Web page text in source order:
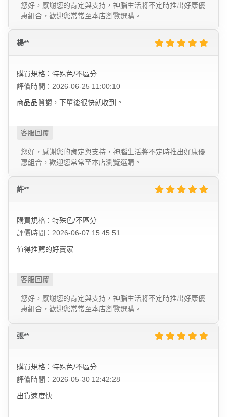
您好，感謝您的肯定與支持，神腦生活將不定時推出好康優
惠組合，歡迎您常常至本店瀏覽選購。
楊**
購買規格：特殊色/不區分
評價時間：2026-06-25 11:00:10
商品品質讚，下單後很快就收到。
您好，感謝您的肯定與支持，神腦生活將不定時推出好康優
惠組合，歡迎您常常至本店瀏覽選購。
許**
購買規格：特殊色/不區分
評價時間：2026-06-07 15:45:51
值得推薦的好賣家
您好，感謝您的肯定與支持，神腦生活將不定時推出好康優
惠組合，歡迎您常常至本店瀏覽選購。
張**
購買規格：特殊色/不區分
評價時間：2026-05-30 12:42:28
出貨速度快